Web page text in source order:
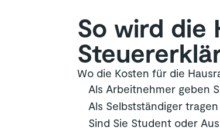
So wird die
Wo die Kosten für die
Als Arbeitnehmer geben
Als Selbstständiger
Sind Sie Student oder